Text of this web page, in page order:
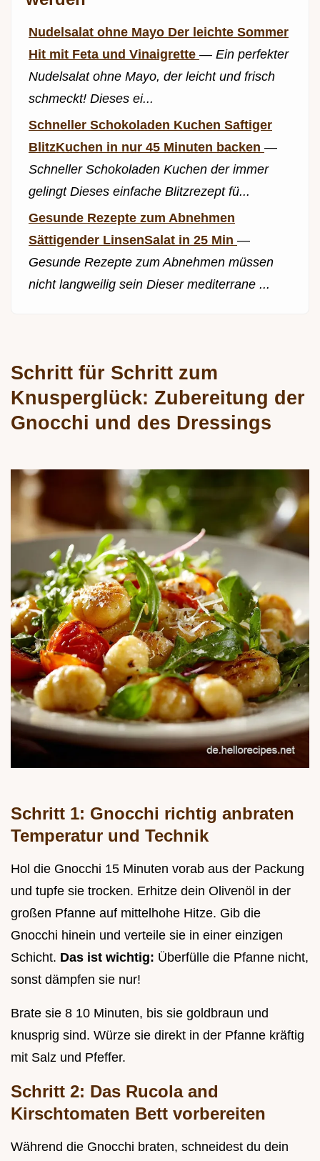
Nudelsalat ohne Mayo Der leichte Sommer
Hit mit Feta und Vinaigrette — Ein perfekter
Nudelsalat ohne Mayo, der leicht und frisch
schmeckt! Dieses ei...
Schneller Schokoladen Kuchen Saftiger
BlitzKuchen in nur 45 Minuten backen —
Schneller Schokoladen Kuchen der immer
gelingt Dieses einfache Blitzrezept fü...
Gesunde Rezepte zum Abnehmen
Sättigender LinsenSalat in 25 Min —
Gesunde Rezepte zum Abnehmen müssen
nicht langweilig sein Dieser mediterrane ...
Schritt für Schritt zum
Knusperglück: Zubereitung der
Gnocchi und des Dressings
Schritt 1: Gnocchi richtig anbraten
Temperatur und Technik
Hol die Gnocchi 15 Minuten vorab aus der Packung
und tupfe sie trocken. Erhitze dein Olivenöl in der
großen Pfanne auf mittelhohe Hitze. Gib die
Gnocchi hinein und verteile sie in einer einzigen
Schicht. Das ist wichtig: Überfülle die Pfanne nicht,
sonst dämpfen sie nur!
Brate sie 8 10 Minuten, bis sie goldbraun und
knusprig sind. Würze sie direkt in der Pfanne kräftig
mit Salz und Pfeffer.
Schritt 2: Das Rucola and
Kirschtomaten Bett vorbereiten
Während die Gnocchi braten, schneidest du dein